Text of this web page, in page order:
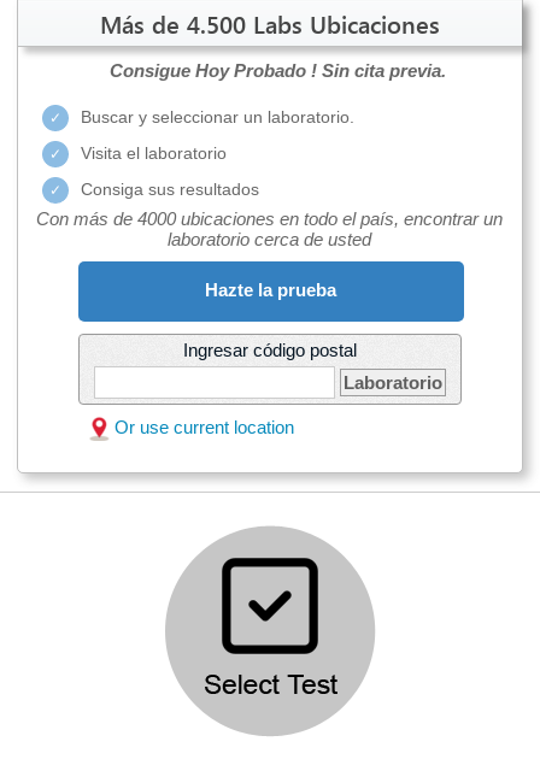
Más de 4.500 Labs Ubicaciones
Consigue Hoy Probado ! Sin cita previa.
Buscar y seleccionar un laboratorio.
Visita el laboratorio
Consiga sus resultados
Con más de 4000 ubicaciones en todo el país, encontrar un
laboratorio cerca de usted
Hazte la prueba
Ingresar código postal
Laboratorio
Or use current location